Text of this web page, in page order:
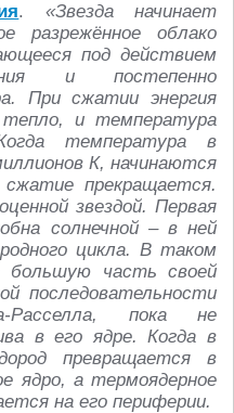
. «Звезда начинает
разрежённое облако
под действием
и постепенно
При сжатии энергия
и температура
температура в
К, начинаются
прекращается.
звездой. Первая
солнечной – в ней
цикла. В таком
большую часть своей
последовательности
Расселла, пока не
в его ядре. Когда в
превращается в
ядро, а термоядерное
на его периферии.